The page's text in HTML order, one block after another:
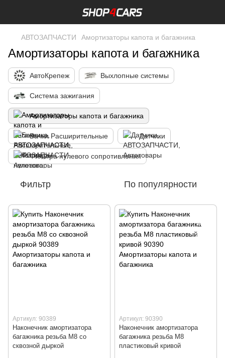
АВТОЗАПЧАСТИ Амортизаторы капота и багажника
Амортизаторы капота и багажника
АвтоКрепеж Выхлопные системы
Система зажигания
Амортизаторы капота и багажника
Бачки Расширительные Датчики
Фильтра нулевого сопротивления
Фильтр По популярности
Артикул: 90389
Наконечник амортизатора
багажника резьба М8 со
сквозной дыркой
Артикул: 90390
Наконечник амортизатора
багажника резьба М8
пластиковый кривой